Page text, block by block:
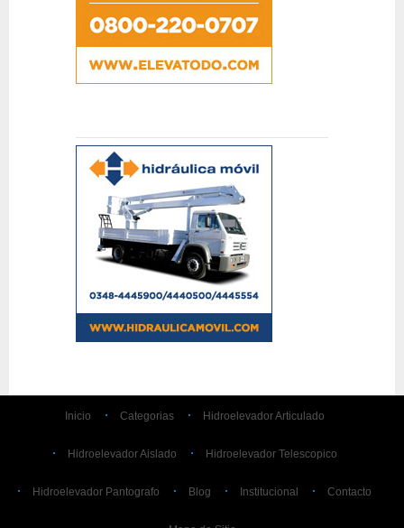
Inicio Categorias Hidroelevador Articulado
Hidroelevador Aislado Hidroelevador Telescopico
Hidroelevador Pantografo Blog Institucional Contacto